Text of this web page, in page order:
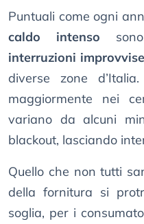
Puntuali come ogni
caldo intenso
interruzioni
diverse zone
maggiormente nei
variano da alcuni
blackout, lasciando
Quello che non tutti
della fornitura si
soglia, per i